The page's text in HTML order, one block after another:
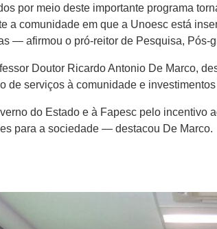
por meio deste importante programa
a comunidade em que a Unoesc está
— afirmou o pró-reitor de Pesquisa, Pós-
Doutor Ricardo Antonio De Marco,
de serviços à comunidade e
do Estado e à Fapesc pelo incentivo
para a sociedade — destacou De Marco.